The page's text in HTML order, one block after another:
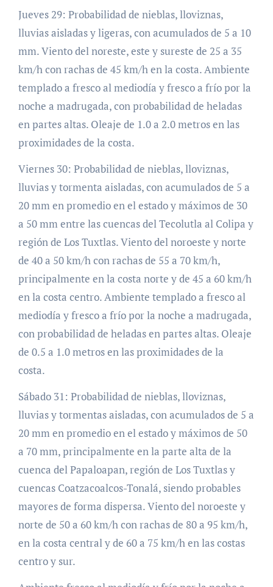
Jueves 29: Probabilidad de nieblas, lloviznas,
lluvias aisladas y ligeras, con acumulados de 5 a 10
mm. Viento del noreste, este y sureste de 25 a 35
km/h con rachas de 45 km/h en la costa. Ambiente
templado a fresco al mediodía y fresco a frío por la
noche a madrugada, con probabilidad de heladas
en partes altas. Oleaje de 1.0 a 2.0 metros en las
proximidades de la costa.
Viernes 30: Probabilidad de nieblas, lloviznas,
lluvias y tormenta aisladas, con acumulados de 5 a
20 mm en promedio en el estado y máximos de 30
a 50 mm entre las cuencas del Tecolutla al Colipa y
región de Los Tuxtlas. Viento del noroeste y norte
de 40 a 50 km/h con rachas de 55 a 70 km/h,
principalmente en la costa norte y de 45 a 60 km/h
en la costa centro. Ambiente templado a fresco al
mediodía y fresco a frío por la noche a madrugada,
con probabilidad de heladas en partes altas. Oleaje
de 0.5 a 1.0 metros en las proximidades de la
costa.
Sábado 31: Probabilidad de nieblas, lloviznas,
lluvias y tormentas aisladas, con acumulados de 5 a
20 mm en promedio en el estado y máximos de 50
a 70 mm, principalmente en la parte alta de la
cuenca del Papaloapan, región de Los Tuxtlas y
cuencas Coatzacoalcos-Tonalá, siendo probables
mayores de forma dispersa. Viento del noroeste y
norte de 50 a 60 km/h con rachas de 80 a 95 km/h,
en la costa central y de 60 a 75 km/h en las costas
centro y sur.